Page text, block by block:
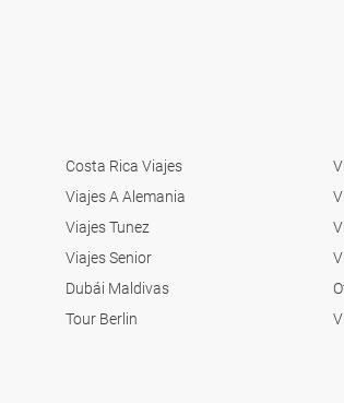
Costa Rica Viajes
Viajes A Alemania
Viajes Tunez
Viajes Senior
Dubái Maldivas
Tour Berlin